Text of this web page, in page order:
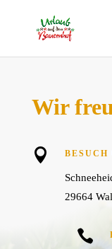
Wir
 BESUCH
29664
